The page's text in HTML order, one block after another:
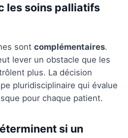
les soins palliatifs
sont complémentaires.
lever un obstacle que les
plus. La décision
pluridisciplinaire qui évalue
pour chaque patient.
si un